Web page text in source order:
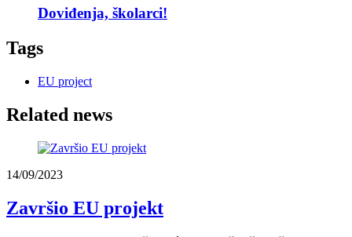
Doviđenja, školarci!
Tags
EU project
Related news
14/09/2023
Završio EU projekt